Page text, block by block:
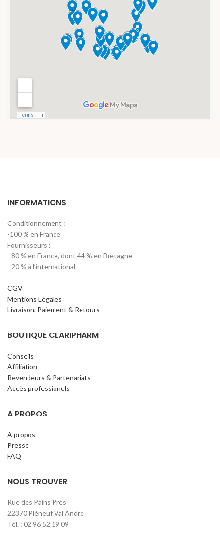
INFORMATIONS
Conditionnement :
-100 % en France
Fournisseurs :
- 80 % en France, dont 44 % en Bretagne
- 20 % à l’international
CGV
Mentions Légales
Livraison, Paiement & Retours
BOUTIQUE CLARIPHARM
Conseils
Affiliation
Revendeurs & Partenariats
Accès professionels
A PROPOS
A propos
Presse
FAQ
NOUS TROUVER
Rue des Pains Près
22370 Pléneuf Val André
Tél. : 02 96 52 19 09